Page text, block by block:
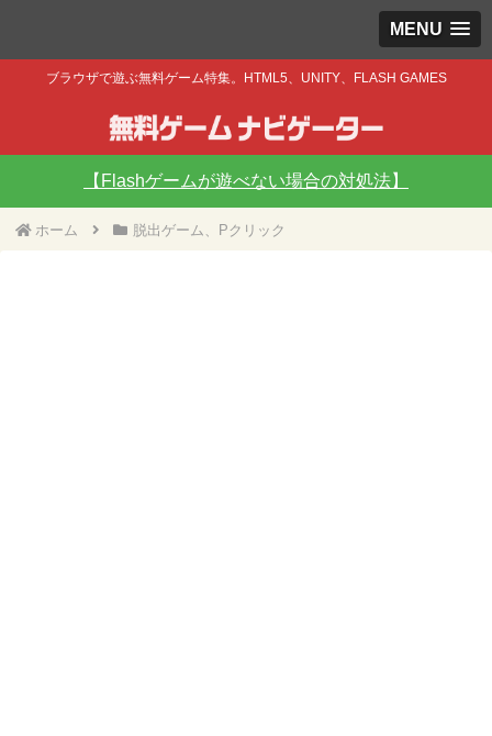
MENU
ブラウザで遊ぶ無料ゲーム特集。HTML5、UNITY、FLASH GAMES
【Flashゲームが遊べない場合の対処法】
ホーム 脱出ゲーム、Pクリック